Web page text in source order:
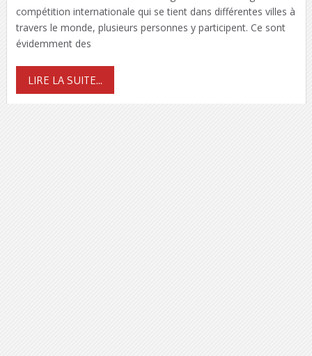
compétition internationale qui se tient dans différentes villes à
travers le monde, plusieurs personnes y participent. Ce sont
évidemment des
LIRE LA SUITE...